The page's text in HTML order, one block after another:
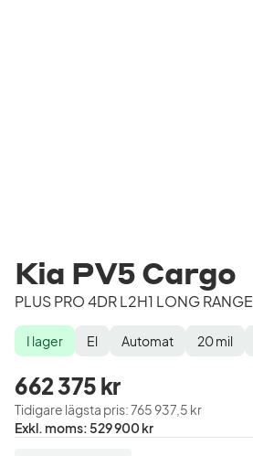
Kia PV5 Cargo
PLUS PRO 4DR L2H1 LONG RANGE
Lagerstatus
I lager
Drivmedel El
Växellåda Automat
Mätarställning 20mil
Modellår
662 375 kr
Tidigare lägsta pris:765 937,5 kr
Exkl. moms:Pris
529 900 kr